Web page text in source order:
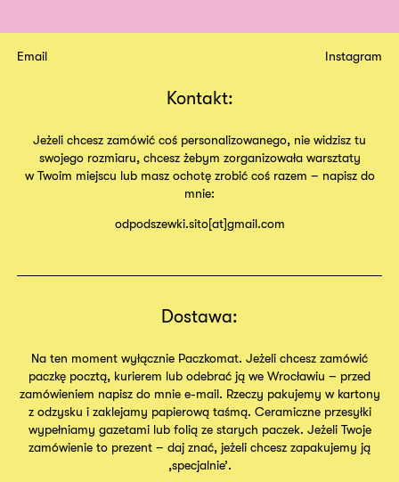
Email Instagram
Kontakt:
Jeżeli chcesz zamówić coś personalizowanego, nie widzisz tu
swojego rozmiaru, chcesz żebym zorganizowała warsztaty
w Twoim miejscu lub masz ochotę zrobić coś razem – napisz do
mnie:
odpodszewki.sito[at]gmail.com
Dostawa:
Na ten moment wyłącznie Paczkomat. Jeżeli chcesz zamówić
paczkę pocztą, kurierem lub odebrać ją we Wrocławiu – przed
zamówieniem napisz do mnie e-mail. Rzeczy pakujemy w kartony
z odzysku i zaklejamy papierową taśmą. Ceramiczne przesyłki
wypełniamy gazetami lub folią ze starych paczek. Jeżeli Twoje
zamówienie to prezent – daj znać, jeżeli chcesz zapakujemy ją
,specjalnie’.